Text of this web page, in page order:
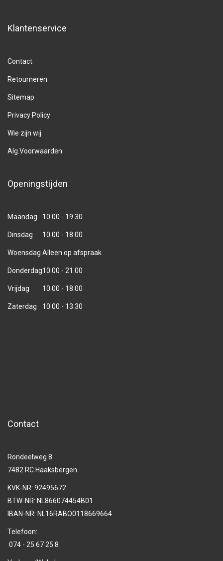
Klantenservice
Contact
Retourneren
Sitemap
Privacy Policy
Wie zijn wij
Alg.Voorwaarden
Openingstijden
Maandag 10.00 - 19.30
Dinsdag 10.00 - 18.00
Woensdag Alleen op afspraak
Donderdag10.00 - 21.00
Vrijdag 10.00 - 18.00
Zaterdag 10.00 - 13.30
Contact
Rondeelweg 8
7482 RC Haaksbergen
KVK-NR: 92495672
BTW-NR: NL866074454B01
IBAN-NR: NL16RABO0118669664
Telefoon:
074 - 25 67 25 8